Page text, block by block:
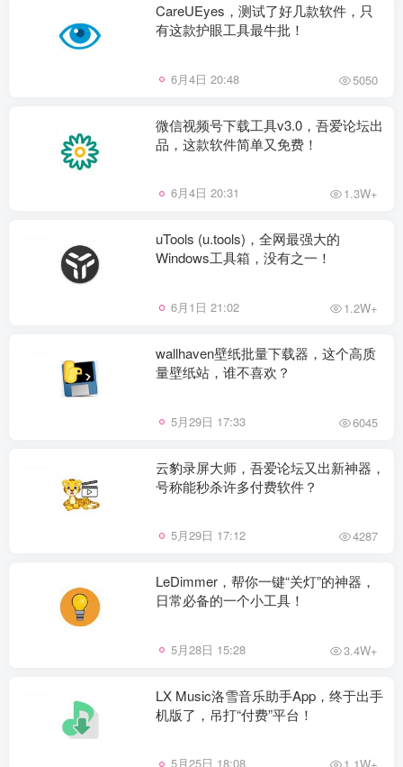
CareUEyes，测试了好几款软件，只
有这款护眼工具最牛批！
6月4日 20:48 5050
微信视频号下载工具v3.0，吾爱论坛出
品，这款软件简单又免费！
6月4日 20:31 1.3W+
uTools (u.tools)，全网最强大的
Windows工具箱，没有之一！
6月1日 21:02 1.2W+
wallhaven壁纸批量下载器，这个高质
量壁纸站，谁不喜欢？
5月29日 17:33 6045
云豹录屏大师，吾爱论坛又出新神器，
号称能秒杀许多付费软件？
5月29日 17:12 4287
LeDimmer，帮你一键“关灯”的神器，
日常必备的一个小工具！
5月28日 15:28 3.4W+
LX Music洛雪音乐助手App，终于出手
机版了，吊打“付费”平台！
5月25日 18:08